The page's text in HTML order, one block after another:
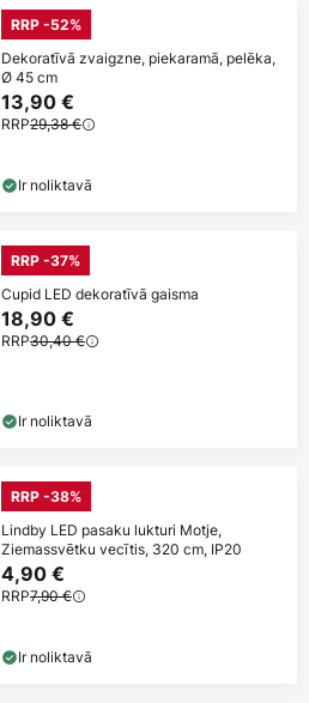
RRP -52%
Dekoratīvā zvaigzne, piekaramā, pelēka,
Ø 45 cm
13,90 €
RRP29,38 €
Ir noliktavā
RRP -37%
Cupid LED dekoratīvā gaisma
18,90 €
RRP30,40 €
Ir noliktavā
RRP -38%
Lindby LED pasaku lukturi Motje,
Ziemassvētku vecītis, 320 cm, IP20
4,90 €
RRP7,90 €
Ir noliktavā